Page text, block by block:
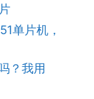
单片机，
？我用